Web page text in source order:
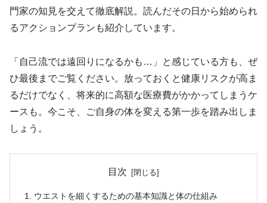
門家の知見を交えて徹底解説。読んだその日から始められ
るアクションプランも紹介しています。
「自己流では遠回りになるかも…」と感じている方も、ぜ
ひ最後までご覧ください。放っておくと健康リスクが高ま
るだけでなく、将来的に高額な医療費がかかってしまうケ
ースも。今こそ、ご自身の体を変える第一歩を踏み出しま
しょう。
目次
ウエストを細くするための基本知識と体の仕組み